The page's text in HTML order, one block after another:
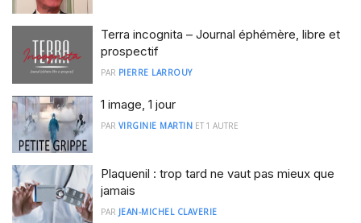
Terra incognita – Journal éphémère, libre et
prospectif
PAR PIERRE LARROUY
1 image, 1 jour
PAR VIRGINIE MARTIN ET 1 AUTRE
Plaquenil : trop tard ne vaut pas mieux que
jamais
PAR JEAN-MICHEL CLAVERIE